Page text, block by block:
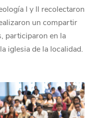
I y II recolectaron
un compartir
participaron en la
iglesia de la localidad.